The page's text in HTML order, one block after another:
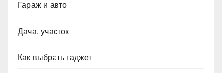
Гараж и авто
Дача, участок
Как выбрать гаджет